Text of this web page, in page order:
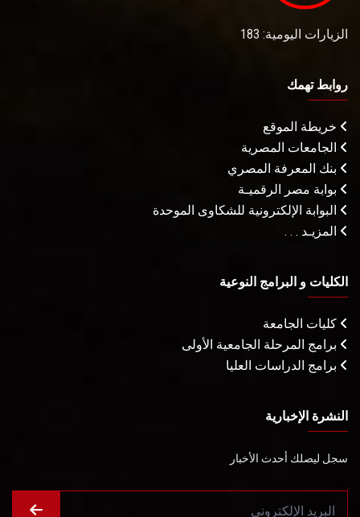
الزيارات اليومية: 183
روابط تهمك
خريطة الموقع
الجامعات المصرية
بنك المعرفة المصري
بوابة مصر الرقميـة
البوابة الإلكترونية للشكاوى الموحدة
المزيـد . . .
الكليات و البرامج النوعية
كليات الجامعة
برامج المرحلة الجامعية الأولى
برامج الدراسات العليا
النشرة الإخبارية
سجل ليصلك أحدث الأخبار